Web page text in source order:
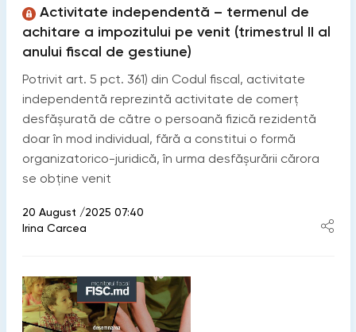
Activitate independentă – termenul de
achitare a impozitului pe venit (trimestrul II al
anului fiscal de gestiune)
Potrivit art. 5 pct. 361) din Codul fiscal, activitate
independentă reprezintă activitate de comerț
desfăşurată de către o persoană fizică rezidentă
doar în mod individual, fără a constitui o formă
organizatorico-juridică, în urma desfăşurării cărora
se obţine venit
20 August /2025 07:40
Irina Carcea